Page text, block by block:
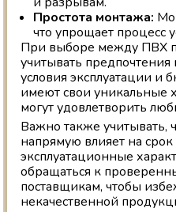
Простота монтажа:
что упрощает процесс
При выборе между ПВХ
учитывать
условия эксплуатации и
имеют свои уникальные
могут удовлетворить
Важно также учитывать,
напрямую влияет на
эксплуатационные
обращаться к
поставщикам, чтобы
некачественной